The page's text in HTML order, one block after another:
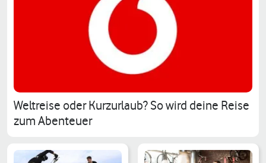
Weltreise oder Kurzurlaub? So wird deine Reise
zum Abenteuer